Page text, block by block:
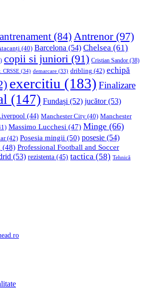
antrenament (84) Antrenor(97)
(40) Barcelona (54) Chelsea (61)
copii si juniori (91) Cristian Sandor (38)
CRSSE (34) demarcare (33) dribling (42) echipă
exercitiu (183) Finalizare
(147) Fundași (52) jucător(53)
(44) Manchester City (40) Manchester
Massimo Lucchesi (47) Minge (66)
(42) Posesia mingii (50) posesie (54)
(48) Professional Football and Soccer
(53) rezistenta (45) tactica (58) Tehnică